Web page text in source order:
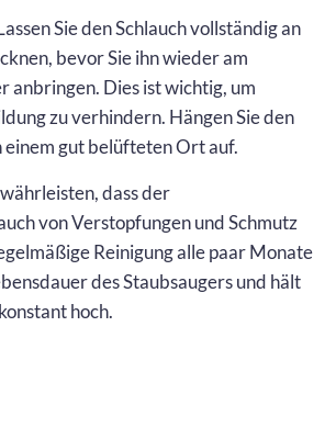
Sie den Schlauch vollständig an
bevor Sie ihn wieder am
anbringen. Dies ist wichtig, um
zu verhindern. Hängen Sie den
einem gut belüfteten Ort auf.
dass der
von Verstopfungen und Schmutz
Reinigung alle paar Monate
des Staubsaugers und hält
hoch.